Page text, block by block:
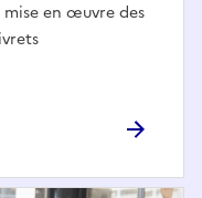
mise en œuvre des